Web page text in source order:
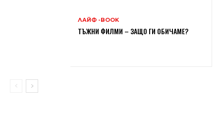
ЛАЙФ -BOOK
ТЪЖНИ ФИЛМИ – ЗАЩО ГИ ОБИЧАМЕ?